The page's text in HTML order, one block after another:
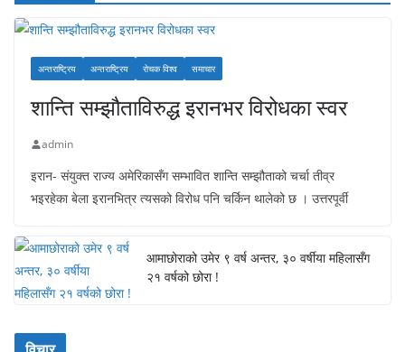
अन्तराष्ट्रिय अन्तराष्ट्रिय रोचक विश्व समाचार
शान्ति सम्झौताविरुद्ध इरानभर विरोधका स्वर
admin
इरान- संयुक्त राज्य अमेरिकासँग सम्भावित शान्ति सम्झौताको चर्चा तीव्र
भइरहेका बेला इरानभित्र त्यसको विरोध पनि चर्किन थालेको छ । उत्तरपूर्वी
आमाछोराको उमेर ९ वर्ष अन्तर, ३० वर्षीया महिलासँग
२१ वर्षको छोरा !